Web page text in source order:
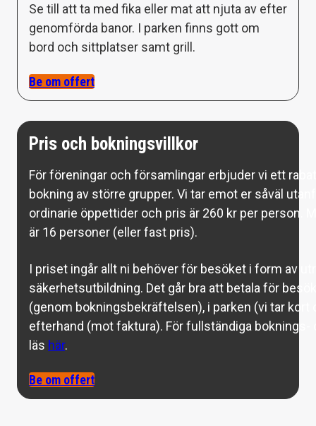
Se till att ta med fika eller mat att njuta av efter
genomförda banor. I parken finns gott om
bord och sittplatser samt grill.
Be om offert
Pris och bokningsvillkor
För föreningar och församlingar erbjuder vi ett
bokning av större grupper. Vi tar emot er såväl
ordinarie öppettider och pris är 260 kr per person.
är 16 personer (eller fast pris).
I priset ingår allt ni behöver för besöket i form av
säkerhetsutbildning. Det går bra att betala för
(genom bokningsbekräftelsen), i parken (vi tar kort
efterhand (mot faktura). För fullständiga boknings-
läs här.
Be om offert